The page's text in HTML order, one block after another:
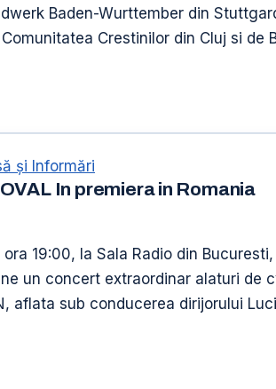
Baden-Wurttember din
Crestinilor din Cluj si
şi Informări
In premiera in Romania
19:00, la Sala Radio din
un concert extraordinar alaturi
aflata sub conducerea dirijorului